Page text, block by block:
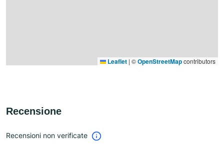
Leaflet | ©OpenStreetMapcontributors
Recensione
Recensioni non verificate